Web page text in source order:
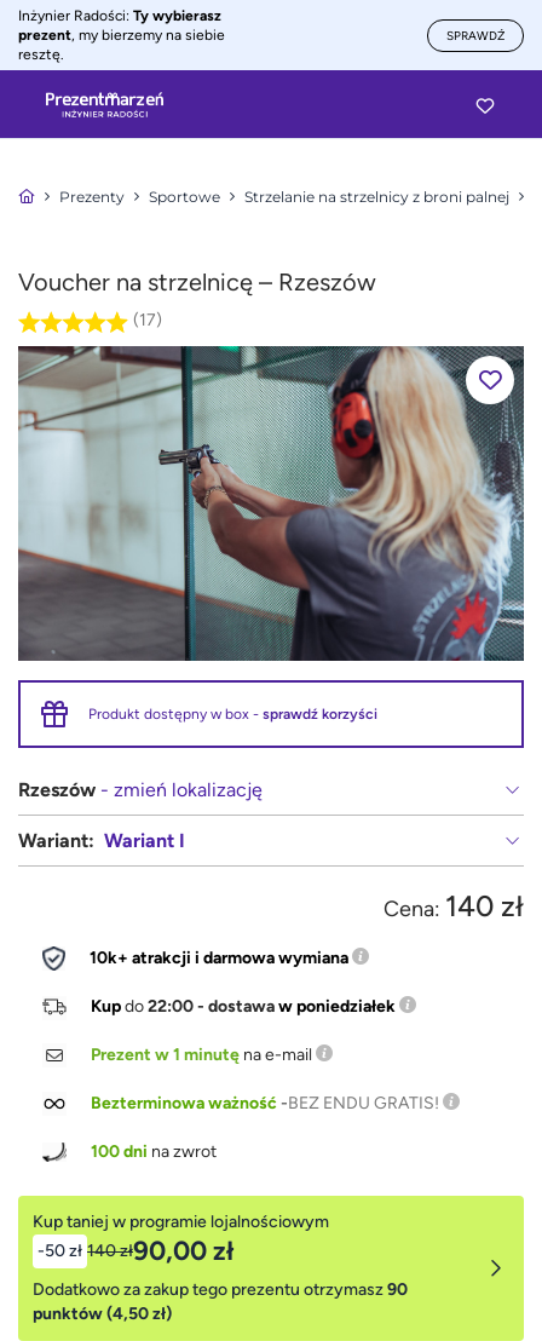
Inżynier Radości: Ty wybierasz
prezent, my bierzemy na siebie
resztę.
SPRAWDŹ
Prezenty Sportowe Strzelanie na strzelnicy z broni palnej
Voucher na strzelnicę – Rzeszów
(17)
Produkt dostępny w box - sprawdź korzyści
Rzeszów - zmień lokalizację
Wariant: Wariant I
Cena: 140 zł
10k+ atrakcji i darmowa wymiana
Kupdo22:00 - dostawaw poniedziałek
Prezent w 1 minutę na e-mail
Bezterminowa ważność-BEZ ENDU GRATIS!
100 dni na zwrot
Kup taniej w programie lojalnościowym
-50 zł 140 zł90,00 zł
Dodatkowo za zakup tego prezentu otrzymasz90
punktów (4,50 zł)